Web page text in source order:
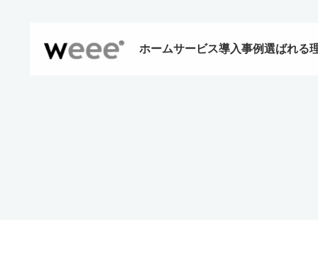
ホームサービス導入事例選ばれる